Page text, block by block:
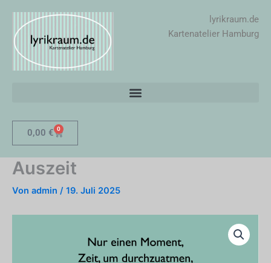
springen
lyrikraum.de
Kartenatelier Hamburg
0,00 € 0
Warenkorb
Auszeit
Von admin / 19. Juli 2025